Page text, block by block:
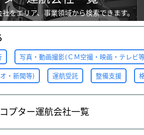
をエリア、事業領域から検索できます。
写真・動画撮影(ＣＭ空撮・映画・テレビ
・新聞等) 運航受託 整備支援
プター運航会社一覧